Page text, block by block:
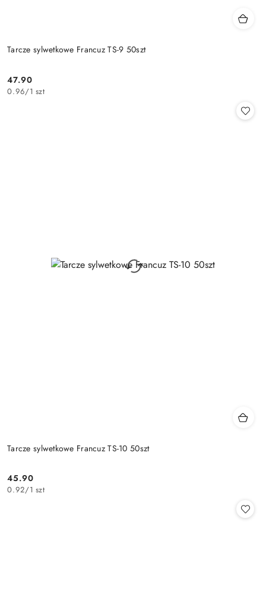
Tarcze sylwetkowe Francuz TS-9 50szt
Cena:
47.90
0.96/1 szt
Tarcze sylwetkowe Francuz TS-10 50szt
Cena:
45.90
0.92/1 szt